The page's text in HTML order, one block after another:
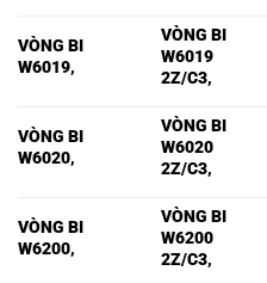
VÒNG BI
W6019,
VÒNG BI
W6019
2Z/C3,
VÒNG BI
W6020,
VÒNG BI
W6020
2Z/C3,
VÒNG BI
W6200,
VÒNG BI
W6200
2Z/C3,